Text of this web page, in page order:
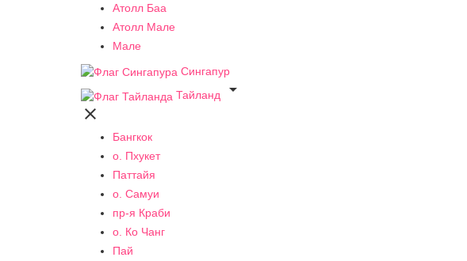
Атолл Баа
Атолл Мале
Мале
Сингапур
Тайланд


Бангкок
о. Пхукет
Паттайя
о. Самуи
пр-я Краби
о. Ко Чанг
Пай